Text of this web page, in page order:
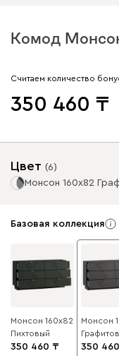
Комод
Считаем количество
350 460
Цвет (6)
Монсон 160x82
Базовая коллекция
Монсон 160x82
Пихтовый
350 460
Монсон
350 460